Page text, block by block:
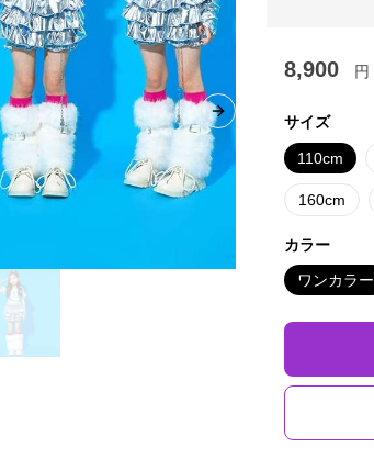
Next slide
8,900 円
サイズ
110cm
160cm
カラー
ワンカラー